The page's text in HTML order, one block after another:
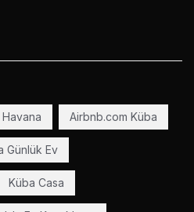
Airbnb.com Küba
Günlük Ev
Küba Casa